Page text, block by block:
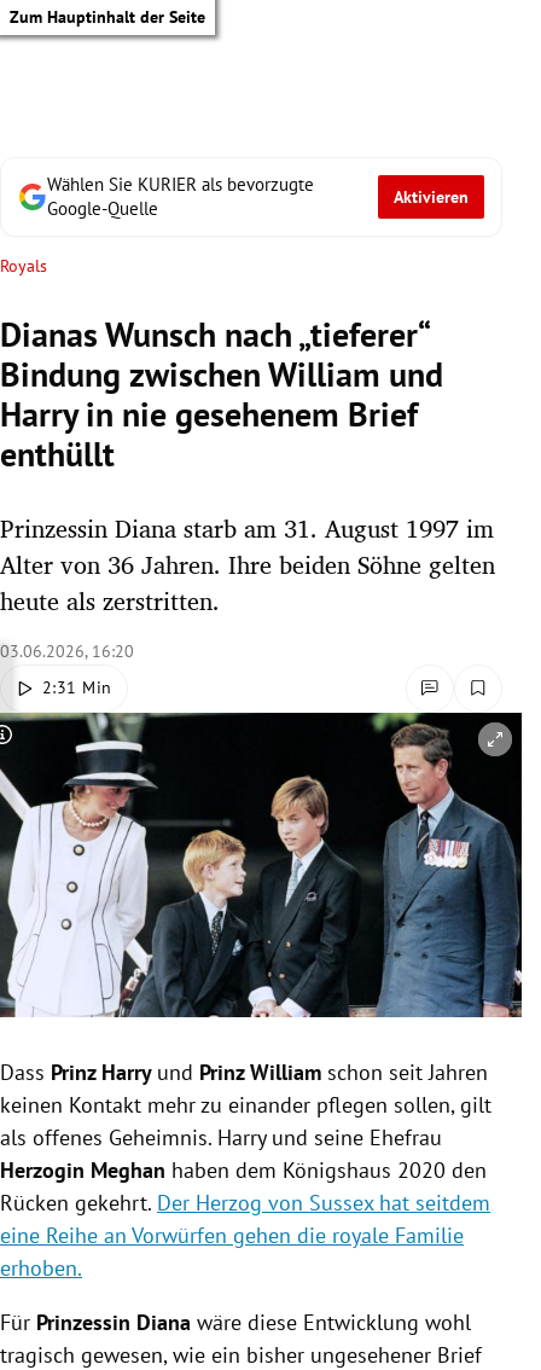
Zum Hauptinhalt der Seite
Untermenü
Untermenü
Untermenü
Untermenü
Untermenü
Untermenü
Untermenü
Wählen Sie KURIER als bevorzugte
Google-Quelle
Aktivieren
Royals
Dianas Wunsch nach „tieferer“
Bindung zwischen William und
Harry in nie gesehenem Brief
enthüllt
Prinzessin Diana starb am 31. August 1997 im
Alter von 36 Jahren. Ihre beiden Söhne gelten
heute als zerstritten.
03.06.2026, 16:20
2:31 Min
Copyright-Hinweis öffnen/schließen
Dass Prinz Harry und Prinz William schon seit Jahren
keinen Kontakt mehr zu einander pflegen sollen, gilt
als offenes Geheimnis. Harry und seine Ehefrau
Herzogin Meghan haben dem Königshaus 2020 den
Rücken gekehrt. Der Herzog von Sussex hat seitdem
eine Reihe an Vorwürfen gehen die royale Familie
erhoben.
Für Prinzessin Diana wäre diese Entwicklung wohl
tragisch gewesen, wie ein bisher ungesehener Brief